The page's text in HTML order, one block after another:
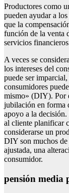
Productores como
pueden ayudar a
que la
función de la venta
servicios
A veces se
los intereses del
puede ser
consumidores
mismo» (DIY). Por
jubilación en forma
apoyo a la
al cliente planificar
considerarse un
DIY son muchos
ajustada, una
consumidor.
pensión media